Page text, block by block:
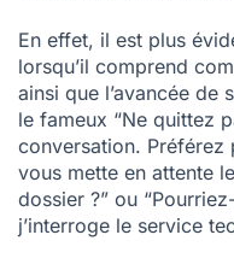
En effet, il est plus
lorsqu’il comprend
ainsi que l’avancée de
le fameux “Ne quittez
conversation. Préférez
vous mette en attente
dossier ?” ou
j’interroge le service